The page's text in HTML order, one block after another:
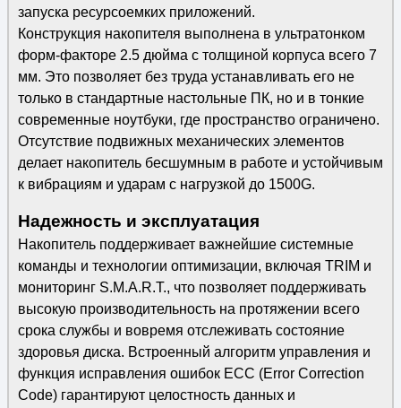
запуска ресурсоемких приложений.
Конструкция накопителя выполнена в ультратонком
форм-факторе 2.5 дюйма с толщиной корпуса всего 7
мм. Это позволяет без труда устанавливать его не
только в стандартные настольные ПК, но и в тонкие
современные ноутбуки, где пространство ограничено.
Отсутствие подвижных механических элементов
делает накопитель бесшумным в работе и устойчивым
к вибрациям и ударам с нагрузкой до 1500G.
Надежность и эксплуатация
Накопитель поддерживает важнейшие системные
команды и технологии оптимизации, включая TRIM и
мониторинг S.M.A.R.T., что позволяет поддерживать
высокую производительность на протяжении всего
срока службы и вовремя отслеживать состояние
здоровья диска. Встроенный алгоритм управления и
функция исправления ошибок ECC (Error Correction
Code) гарантируют целостность данных и